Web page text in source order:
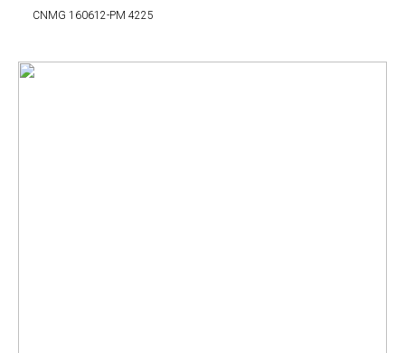
CNMG 160612-PM 4225